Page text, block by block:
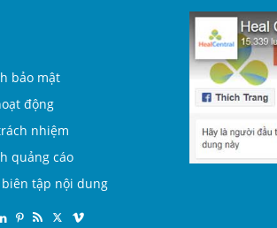
bảo mật
động
nhiệm
quảng cáo
tập nội dung